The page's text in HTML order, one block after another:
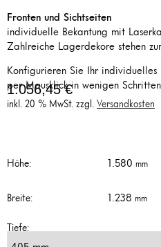
Fronten und Sichtseiten
individuelle Bekantung mit
Zahlreiche Lagerdekore stehen
Konfigurieren Sie Ihr individuelles
per Mausklick in wenigen Schritten
1.056,45€
inkl. 20 % MwSt. zzgl. Versandkosten
Höhe: 1.580
Breite: 1.238
Tiefe: